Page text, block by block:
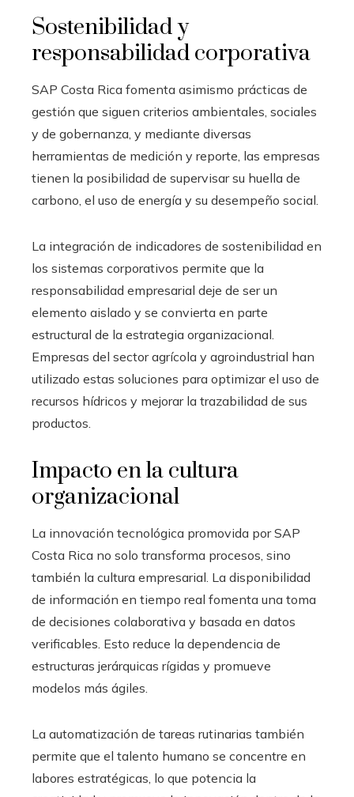
Sostenibilidad y
responsabilidad corporativa
SAP Costa Rica fomenta asimismo prácticas de
gestión que siguen criterios ambientales, sociales
y de gobernanza, y mediante diversas
herramientas de medición y reporte, las empresas
tienen la posibilidad de supervisar su huella de
carbono, el uso de energía y su desempeño social.
La integración de indicadores de sostenibilidad en
los sistemas corporativos permite que la
responsabilidad empresarial deje de ser un
elemento aislado y se convierta en parte
estructural de la estrategia organizacional.
Empresas del sector agrícola y agroindustrial han
utilizado estas soluciones para optimizar el uso de
recursos hídricos y mejorar la trazabilidad de sus
productos.
Impacto en la cultura
organizacional
La innovación tecnológica promovida por SAP
Costa Rica no solo transforma procesos, sino
también la cultura empresarial. La disponibilidad
de información en tiempo real fomenta una toma
de decisiones colaborativa y basada en datos
verificables. Esto reduce la dependencia de
estructuras jerárquicas rígidas y promueve
modelos más ágiles.
La automatización de tareas rutinarias también
permite que el talento humano se concentre en
labores estratégicas, lo que potencia la